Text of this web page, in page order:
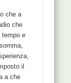
che a
che
tempo e
il
a che